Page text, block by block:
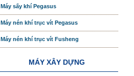
Máy sấy khí Pegasus
Máy nén khí trục vít Pegasus
Máy nén khí trục vít Fusheng
MÁY XÂY DỰNG